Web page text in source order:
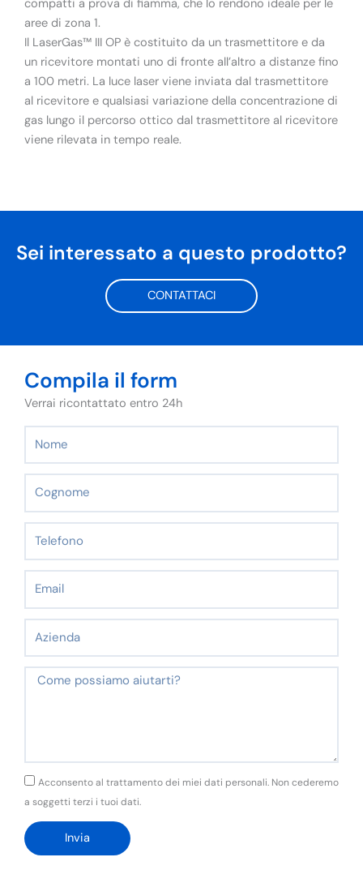
compatti a prova di fiamma, che lo rendono ideale per le
aree di zona 1.
Il LaserGas™ III OP è costituito da un trasmettitore e da
un ricevitore montati uno di fronte all’altro a distanze fino
a 100 metri. La luce laser viene inviata dal trasmettitore
al ricevitore e qualsiasi variazione della concentrazione di
gas lungo il percorso ottico dal trasmettitore al ricevitore
viene rilevata in tempo reale.
Sei interessato a questo prodotto?
CONTATTACI
Compila il form
Verrai ricontattato entro 24h
Messaggio
GDPRAcconsento al trattamento dei miei dati personali. Non cederemo
a soggetti terzi i tuoi dati.
Invia